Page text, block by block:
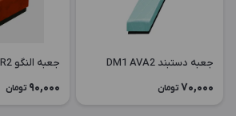
جعبه دستبند DM1 AVA2
70,000 تومان
جعبه النگو OM1 ALR2
90,000 تومان